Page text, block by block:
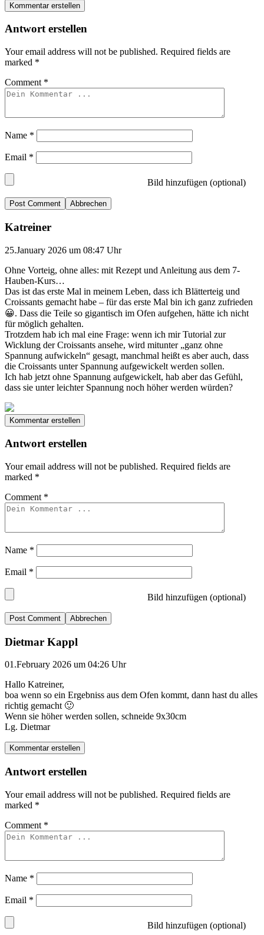
Kommentar erstellen
Antwort erstellen
Your email address will not be published. Required fields are
marked *
Comment *
Name *
Email *
Bild hinzufügen (optional)
Abbrechen
Katreiner
25.January 2026 um 08:47 Uhr
Ohne Vorteig, ohne alles: mit Rezept und Anleitung aus dem 7-
Hauben-Kurs…
Das ist das erste Mal in meinem Leben, dass ich Blätterteig und
Croissants gemacht habe – für das erste Mal bin ich ganz zufrieden
😀. Dass die Teile so gigantisch im Ofen aufgehen, hätte ich nicht
für möglich gehalten.
Trotzdem hab ich mal eine Frage: wenn ich mir Tutorial zur
Wicklung der Croissants ansehe, wird mitunter „ganz ohne
Spannung aufwickeln“ gesagt, manchmal heißt es aber auch, dass
die Croissants unter Spannung aufgewickelt werden sollen.
Ich hab jetzt ohne Spannung aufgewickelt, hab aber das Gefühl,
dass sie unter leichter Spannung noch höher werden würden?
Kommentar erstellen
Antwort erstellen
Your email address will not be published. Required fields are
marked *
Comment *
Name *
Email *
Bild hinzufügen (optional)
Abbrechen
Dietmar Kappl
01.February 2026 um 04:26 Uhr
Hallo Katreiner,
boa wenn so ein Ergebniss aus dem Ofen kommt, dann hast du alles
richtig gemacht 🙂
Wenn sie höher werden sollen, schneide 9x30cm
Lg. Dietmar
Kommentar erstellen
Antwort erstellen
Your email address will not be published. Required fields are
marked *
Comment *
Name *
Email *
Bild hinzufügen (optional)